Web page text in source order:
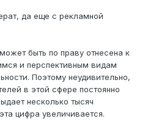
да еще с рекламной
быть по праву отнесена к
и перспективным видам
Поэтому неудивительно,
в этой сфере постоянно
несколько тысяч
цифра увеличивается.